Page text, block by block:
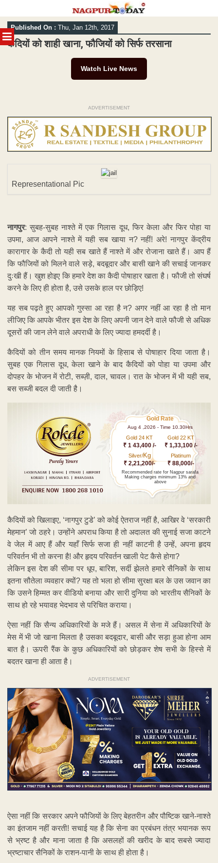
MENU
Skip
to
content
Published On : Thu, Jan 12th, 2017
कैदियों को शाही खाना, फौजियों को सिर्फ तरसाना
Watch Live News
ADVERTISEMENT
Representational Pic
नागपुर: सुबह-सुबह नाश्ते में एक गिलास दूध, फिर केला और फिर पोहा या
उपमा, आज आपने नाश्ते में यही सब खाया न? नहीं! अरे! नागपुर केंद्रीय
कारागार के कैदी तो यही सब खाते हैं नाश्ते में और रोजाना खाते हैं। आप हैं
कि फौजियों को मिलने वाले सड़े, बदबूदार और बासी खाने की सचाई जानकर
दुःखी हैं। खुश होइए कि हमारे देश का कैदी पोषाहार खाता है। फौजी तो संघर्ष
करने के लिए ही होता है, उसे उसके हाल पर छोड़िए!
यह सब पढ़ते हुए आपको गुस्सा आ रहा है न? अगर नहीं आ रहा है तो मान
लीजिए कि आपके भीतर इस देश के लिए अपनी जान देने वाले फौजी से अधिक
दूसरों की जान लेने वाले अपराधी के लिए ज्यादा हमदर्दी है।
कैदियों को तीन समय मानक नियमों के हिसाब से पोषाहार दिया जाता है।
सुबह एक गिलास दूध, केला खाने के बाद कैदियों को पोहा या उपमा और
दोपहर के भोजन में रोटी, सब्ज़ी, दाल, चावल। रात के भोजन में भी यही सब,
बस सब्जी बदल दी जाती है।
Gold Rate
Aug 4 ,2026 - Time 10.30Hrs
Gold 24 KT
₹ 1 43,400 /-
Gold 22 KT
₹ 1,33,100 /-
Silver/Kg
₹ 2,21,200/-
Platinum
₹ 88,000/-
Recommended rate for Nagpur sarafa
Making charges minimum 13% and
above
कैदियों को खिलाइए, ‘नागपुर टुडे’ को कोई ऐतराज नहीं है, आखिर वे ‘सरकारी
मेहमान’ जो ठहरे। उन्होंने अपराध किया है तो अदालत की सुनाई सजा काटने
वे जेल में आए हैं और यहाँ सिर्फ सजा ही नहीं काटनी है उन्हें, अपना हृदय
परिवर्तन भी तो करना है! और हृदय परिवर्तन खाली पेट कैसे होगा?
लेकिन इस देश की सीमा पर धूप, बारिश, सर्दी झेलते हमारे सैनिकों के साथ
इतना सौतेला व्यवहार क्यों? यह तो भला हो सीमा सुरक्षा बल के उस जवान का
कि उसने हिम्मत कर वीडियो बनाया और सारी दुनिया को भारतीय सैनिकों के
साथ हो रहे भयावह भेदभाव से परिचित कराया।
ऐसा नहीं कि सैन्य अधिकारियों के मजे हैं। असल में सेना में अधिकारियों के
मेस में भी जो खाना मिलता है उसका बदबूदार, बासी और सड़ा हुआ होना आम
बात है। ऊपरी रैंक के कुछ अधिकारियों को छोड़कर शेष सभी के हिस्से में
बदतर खाना ही आता है।
ADVERTISEMENT
ऐसा नहीं कि सरकार अपने फौजियों के लिए बेहतरीन और पौष्टिक खाने-नाश्ते
का इंतजाम नहीं करती! सचाई यह है कि सेना का प्रबंधन तंत्र भयानक रूप
से भ्रष्ट है और माना जाता है कि असलहों की खरीद के बाद सबसे ज्यादा
भ्रष्टाचार सैनिकों के राशन-पानी के साथ ही होता है।